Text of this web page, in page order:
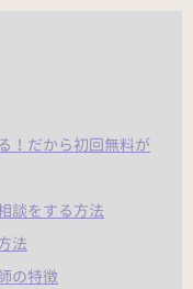
！だから初回無料が
談をする方法
法
の特徴